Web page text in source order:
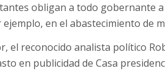
obligan a todo gobernante
en el abastecimiento de
el reconocido analista político
en publicidad de Casa